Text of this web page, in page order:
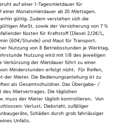
auf einer 1-Tagesmietdauer für
einer Monatsmietdauer ab 20 Miettagen.
gültig. Zudem verstehen sich die
MwSt. sowie der Versicherung von 7 %
Kosten für Kraftstoff (Diesel 2,12€/L,
(60€/Stunde) und Maut für Transport.
Nutzung von 8 Betriebsstunden je Werktag,
Nutzung wird mit 1/8 des jeweiligen
Verkürzung der Mietdauer führt zu einer
Minderstunden erfolgt nicht. Für Reifen,
der Mieter. Die Bedienungsanleitung ist zu
als Gesamtschuldner. Das Übergabe- /
des Mietvertrages. Die täglichen
muss der Mieter täglich kontrollieren. Von
Verlust, Diebstahl, zufälliger
Schäden durch grob fahrlässiger
Unfalls.